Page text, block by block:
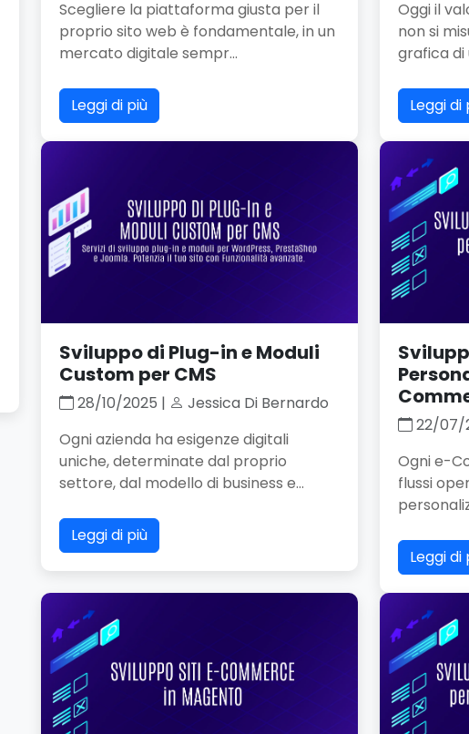
Scegliere la piattaforma giusta per il
proprio sito web è fondamentale, in un
mercato digitale sempr...
Leggi di più
Oggi il
non si
grafica di
Leggi di
Sviluppo di Plug-in e Moduli
Custom per CMS
28/10/2025 |
Jessica Di Bernardo
Ogni azienda ha esigenze digitali
uniche, determinate dal proprio
settore, dal modello di business e...
Leggi di più
22/07/
Ogni e-
flussi
Leggi di